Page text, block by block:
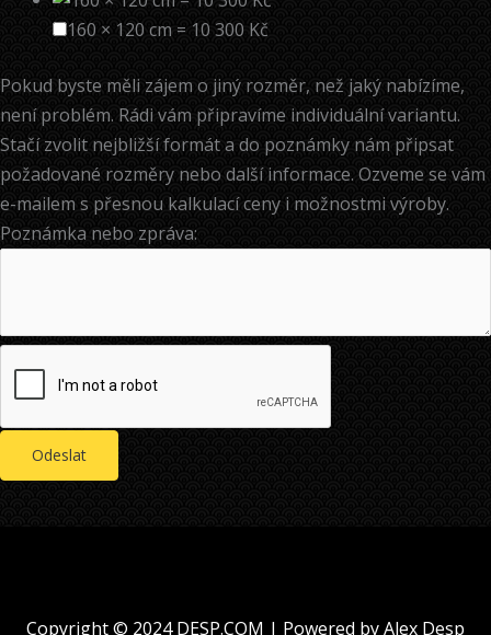
:
E
m
a
i
l
160 × 120 cm = 10 300 Kč
Pokud byste měli zájem o jiný rozměr, než jaký nabízíme,
není problém. Rádi vám připravíme individuální variantu.
Stačí zvolit nejbližší formát a do poznámky nám připsat
požadované rozměry nebo další informace. Ozveme se vám
e-mailem s přesnou kalkulací ceny i možnostmi výroby.
Poznámka nebo zpráva:
Odeslat
Copyright © 2024 DESP.COM | Powered by Alex Desp